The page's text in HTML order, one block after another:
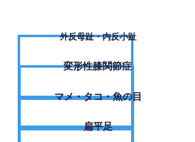
外反母趾・内反小趾
変形性膝関節症
​マメ・タコ・魚の目
扁平足